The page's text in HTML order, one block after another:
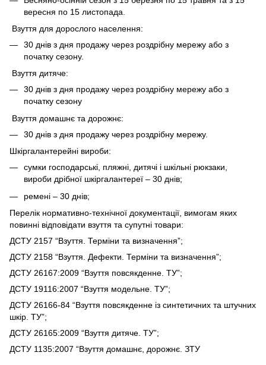
вересня по 15 листопада.
Взуття для дорослого населення:
30 днів з дня продажу через роздрібну мережу або з
початку сезону.
Взуття дитяче:
30 днів з дня продажу через роздрібну мережу або з
початку сезону
Взуття домашнє та дорожнє:
30 днів з дня продажу через роздрібну мережу.
Шкіргалантерейні вироби:
сумки господарські, пляжні, дитячі і шкільні рюкзаки,
вироби дрібної шкіргалантереї – 30 днів;
ремені – 30 днів;
Перелік нормативно-технічної документації, вимогам яких
повинні відповідати взуття та супутні товари:
ДСТУ 2157 “Взуття. Терміни та визначення”;
ДСТУ 2158 “Взуття. Дефекти. Терміни та визначення”;
ДСТУ 26167:2009 “Взуття повсякденне. ТУ”;
ДСТУ 19116:2007 “Взуття модельне. ТУ”;
ДСТУ 26166-84 “Взуття повсякденне із синтетичних та штучних
шкір. ТУ”;
ДСТУ 26165:2009 “Взуття дитяче. ТУ”;
ДСТУ 1135:2007 “Взуття домашнє, дорожнє. ЗТУ